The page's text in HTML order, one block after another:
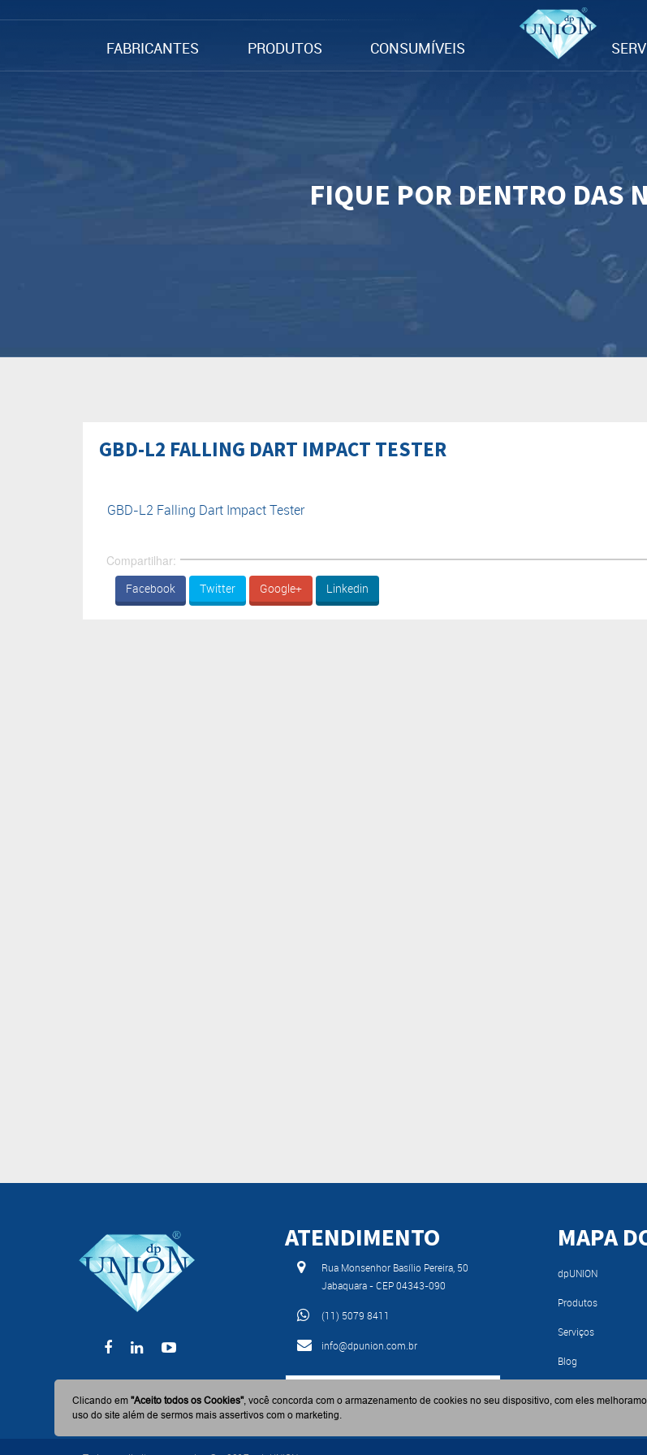
FABRICANTES PRODUTOS CONSUMÍVEIS
FIQUE POR DENTRO DAS
GBD-L2 FALLING DART IMPACT TESTER
GBD-L2 Falling Dart Impact Tester
Compartilhar:
Facebook Twitter Google+ Linkedin
ATENDIMENTO
Rua Monsenhor Basílio Pereira, 50
Jabaquara - CEP 04343-090
(11) 5079 8411
info@dpunion.com.br
BAIXE AGORA NOSSO CATÁLOGO
MAPA
dpUNION
Produtos
Serviços
Blog
Clicando em"Aceito todos os Cookies", você concorda com o armazenamento de cookies no seu dispositivo, com eles
uso do site além de sermos mais assertivos com o marketing.